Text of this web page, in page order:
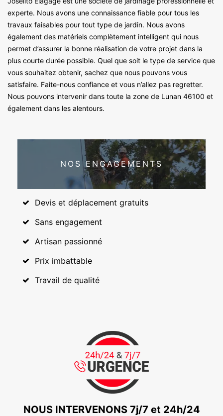
experte. Nous avons une connaissance fiable pour tous les
travaux faisables pour tout type de jardin. Nous avons
également des matériels complètement intelligent qui nous
permet d’assurer la bonne réalisation de votre projet dans la
plus courte durée possible. Quel que soit le type de service que
vous souhaitez obtenir, sachez que nous pouvons vous
satisfaire. Faite-nous confiance et vous n’allez pas regretter.
Nous pouvons intervenir dans toute la zone de Lunan 46100 et
également dans les alentours.
NOS ENGAGEMENTS
Devis et déplacement gratuits
Sans engagement
Artisan passionné
Prix imbattable
Travail de qualité
NOUS INTERVENONS 7j/7 et 24h/24